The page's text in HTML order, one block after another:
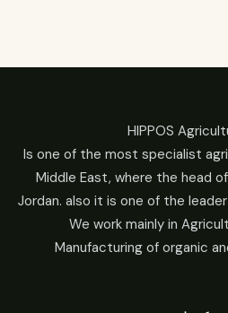
HIPPOS
Is one of the most specialist
Middle East, where the head
Jordan. also it is one of the
We work mainly in
Manufacturing of organic